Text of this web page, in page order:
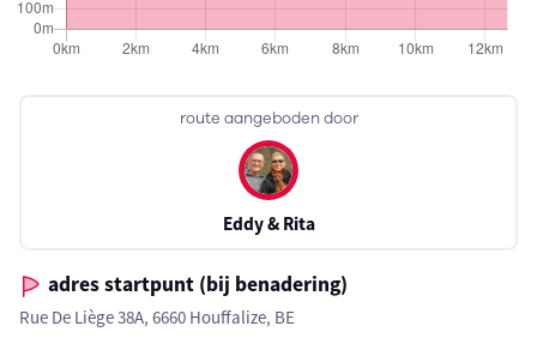
route aangeboden door
Eddy & Rita
adres startpunt (bij benadering)
Rue De Liège 38A, 6660 Houffalize, BE